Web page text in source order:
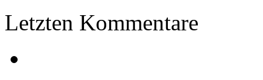
Letzten Kommentare